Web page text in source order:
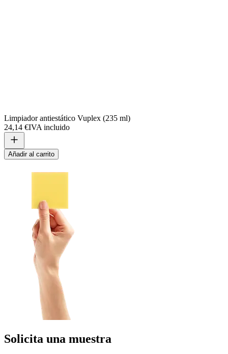
Limpiador antiestático Vuplex (235 ml)
24,14 €IVA incluido
Añadir al carrito
Solicita una muestra